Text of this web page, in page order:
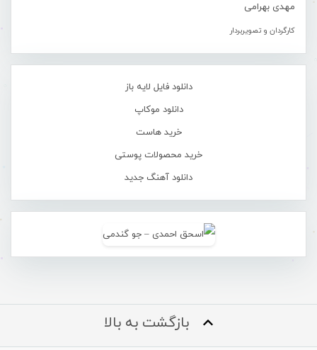
مهدی بهرامی
کارگردان و تصویربردار
دانلود فایل لایه باز
دانلود موکاپ
خرید هاست
خرید محصولات پوستی
دانلود آهنگ جدید
بازگشت به بالا